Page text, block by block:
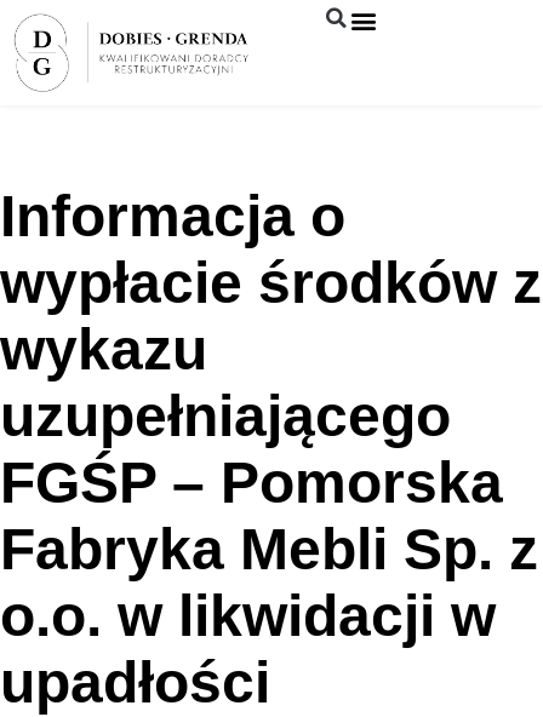
Informacja o
wypłacie środków z
wykazu
uzupełniającego
FGŚP – Pomorska
Fabryka Mebli Sp. z
o.o. w likwidacji w
upadłości